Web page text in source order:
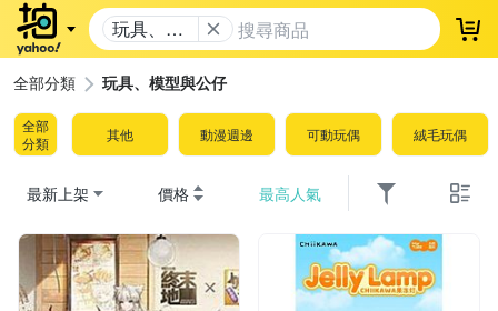
玩具、模
型與公仔
登
全部分類 玩具、模型與公仔
全部
分類
其他 動漫週邊 可動玩偶 絨毛玩偶
最新上架 價格 最高人氣